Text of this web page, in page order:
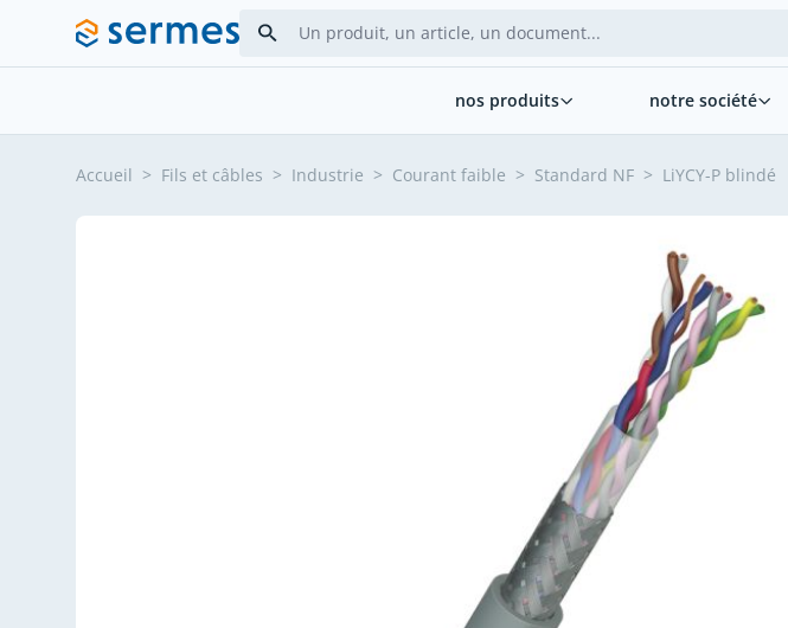
Allez au contenu
nos produits notre société
Accueil > Fils et câbles > Industrie > Courant faible > Standard NF > LiYCY-P blindé